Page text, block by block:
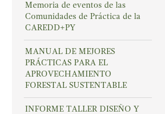
Memoria de eventos de las
Comunidades de Práctica de la
CAREDD+PY
MANUAL DE MEJORES
PRÁCTICAS PARA EL
APROVECHAMIENTO
FORESTAL SUSTENTABLE
INFORME TALLER DISEÑO Y